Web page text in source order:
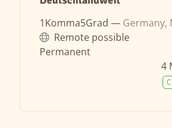
1Komma5Grad — Germany,
Remote possible
Permanent
4